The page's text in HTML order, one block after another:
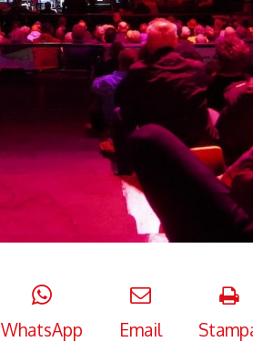
WhatsApp Email